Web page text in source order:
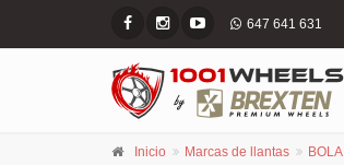
647 641 631
Inicio Marcas de llantas BOLA